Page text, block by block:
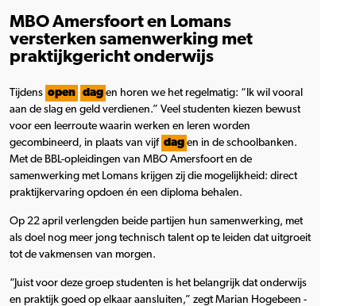
MBO Amersfoort en Lomans
versterken samenwerking met
praktijkgericht onderwijs
Tijdens open dag en horen we het regelmatig: “Ik wil vooral
aan de slag en geld verdienen.” Veel studenten kiezen bewust
voor een leerroute waarin werken en leren worden
gecombineerd, in plaats van vijf dag en in de schoolbanken.
Met de BBL-opleidingen van MBO Amersfoort en de
samenwerking met Lomans krijgen zij die mogelijkheid: direct
praktijkervaring opdoen én een diploma behalen.
Op 22 april verlengden beide partijen hun samenwerking, met
als doel nog meer jong technisch talent op te leiden dat uitgroeit
tot de vakmensen van morgen.
“Juist voor deze groep studenten is het belangrijk dat onderwijs
en praktijk goed op elkaar aansluiten,” zegt Marian Hogebeen -